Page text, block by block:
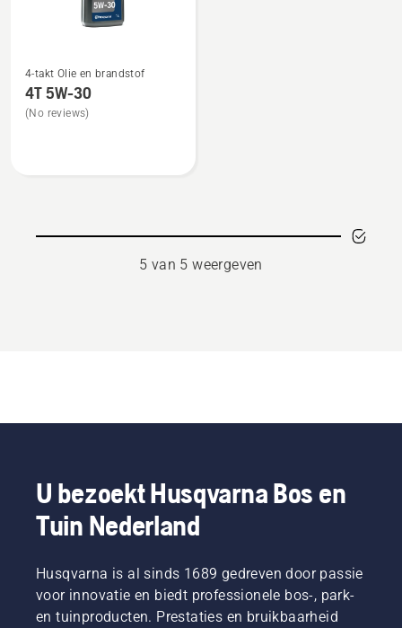
meer
details
over
4-takt Olie en brandstof
4T 5W-30
(No reviews)
5 van 5 weergeven
U bezoekt Husqvarna Bos en
Tuin Nederland
Husqvarna is al sinds 1689 gedreven door passie
voor innovatie en biedt professionele bos-, park-
en tuinproducten. Prestaties en bruikbaarheid